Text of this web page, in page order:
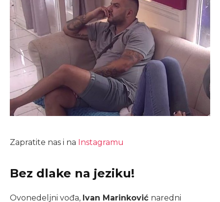
Zapratite nas i na Instagramu
Bez dlake na jeziku!
Ovonedeljni vođa, Ivan Marinković naredni